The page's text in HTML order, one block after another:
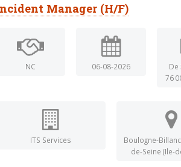
Manager (H/F)
NC 06-08-2026
De
76
ITS Services
Boulogne-
de-Seine (Ile-